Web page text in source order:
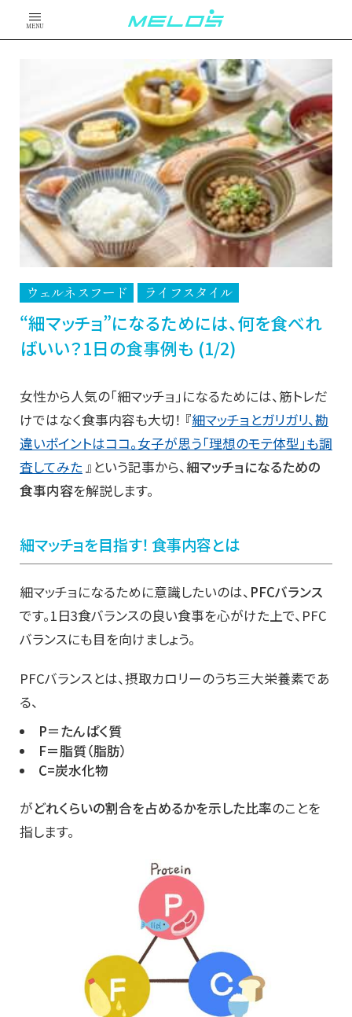
MENU
ウェルネスフード ライフスタイル
“細マッチョ”になるためには、何を食べれ
ばいい？1日の食事例も (1/2)
女性から人気の「細マッチョ」になるためには、筋トレだ
けではなく食事内容も大切！ 『細マッチョとガリガリ、勘
違いポイントはココ。女子が思う「理想のモテ体型」も調
査してみた』という記事から、細マッチョになるための
食事内容を解説します。
細マッチョを目指す！ 食事内容とは
細マッチョになるために意識したいのは、 PFCバランス
です。1日3食バランスの良い食事を心がけた上で、PFC
バランスにも目を向けましょう。
PFCバランスとは、摂取カロリーのうち三大栄養素であ
る、
P＝たんぱく質
F＝脂質（脂肪）
C=炭水化物
がどれくらいの割合を占めるかを示した比率のことを
指します。